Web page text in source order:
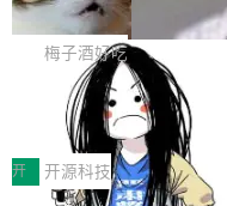
但对于金融、能源、医疗
Token花在哪里、算力是否
续增长的AI成本该如何优
正是围绕这些实际问题，
理两个方面，让用户的每一
得住、用得稳、省得下、
始，Token使用一目...
不是一个人走。一同离开
wat（Google 员工编号 23
年的编程搭档，
作者）、Quoc Le（
q2Seq 和 DocAI 的共同发
yals（Gemini 联合负责人
字体可调、22 种语言、
打开终端就能上岗的全中
把「看得清、用母语、记
齐。 SolonCode 是什么
耳科技研发的企业级终端
中文驱动的数字员工，自主
骤、编写代码。不挑模型、
装完即用。 开源地址：
梅子酒好吃
让“代码语义理解”深度
价值潜能：华为云码道
代码仓技术解析
一、代码仓深度理解技术
程实践中，代码仓是企业核
体。企业级代码仓库通常
开 开源科技